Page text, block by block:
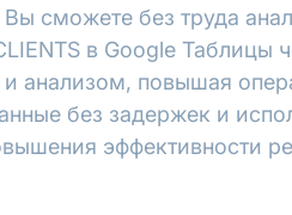
сможете без труда
в Google Таблицы
анализом, повышая
без задержек и
эффективности